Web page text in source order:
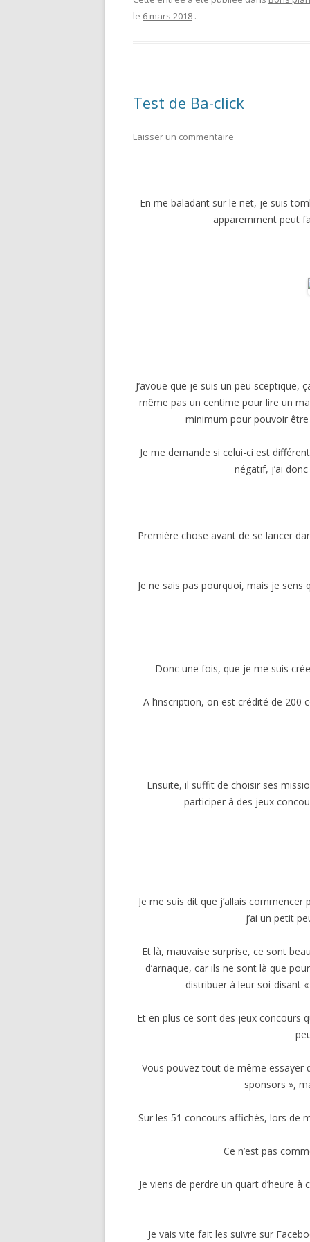
le 6 mars 2018 .
Test de Ba-click
Laisser un commentaire
En me baladant sur le net, je suis
apparemment peut
J’avoue que je suis un peu sceptique,
même pas un centime pour lire un
minimum pour pouvoir être
Je me demande si celui-ci est
négatif, j’ai
Première chose avant de se lancer
Je ne sais pas pourquoi, mais je
Donc une fois, que je me suis
A l’inscription, on est crédité de 200
Ensuite, il suffit de choisir ses
participer à des jeux
Je me suis dit que j’allais
j’ai un petit
Et là, mauvaise surprise, ce sont
d’arnaque, car ils ne sont là que
distribuer à leur soi-disant
Et en plus ce sont des jeux concours
Vous pouvez tout de même essayer
sponsors »,
Sur les 51 concours affichés, lors de
Ce n’est pas
Je viens de perdre un quart d’heure
Je vais vite fait les suivre sur